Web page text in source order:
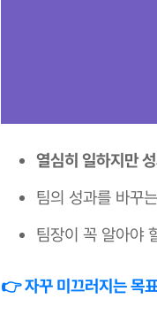
열심히 일하지만
팀의 성과를 바꾸는
팀장이 꼭 알아야
👉 자꾸 미끄러지는 목